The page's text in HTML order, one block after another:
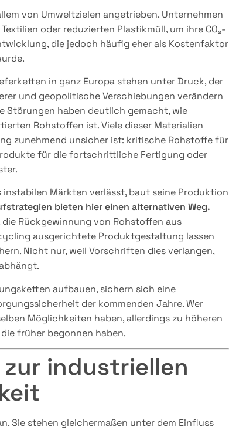
von Umweltzielen angetrieben. Unternehmen
oder reduzierten Plastikmüll, um ihre CO₂-
die jedoch häufig eher als Kostenfaktor
in ganz Europa stehen unter Druck, der
und geopolitische Verschiebungen verändern
Störungen haben deutlich gemacht, wie
Rohstoffen ist. Viele dieser Materialien
zunehmend unsicher ist: kritische Rohstoffe für
für die fortschrittliche Fertigung oder
Märkten verlässt, baut seine Produktion
bieten hier einen alternativen Weg.
Rückgewinnung von Rohstoffen aus
ausgerichtete Produktgestaltung lassen
Nicht nur, weil Vorschriften dies verlangen,
aufbauen, sichern sich eine
der kommenden Jahre. Wer
Möglichkeiten haben, allerdings zu höheren
früher begonnen haben.
industriellen
Sie stehen gleichermaßen unter dem Einfluss